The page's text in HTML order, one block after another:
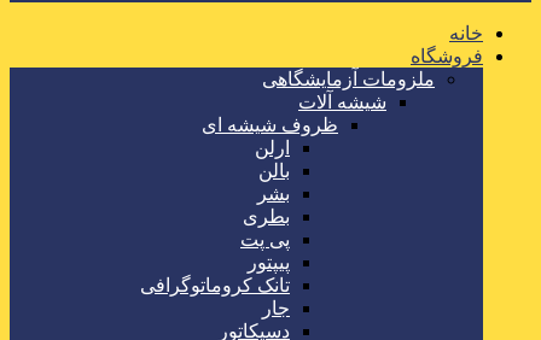
خانه
فروشگاه
ملزومات آزمایشگاهی
شیشه آلات
ظروف شیشه ای
ارلن
بالن
بشر
بطری
پی پت
پیپتور
تانک کروماتوگرافی
جار
دسیکاتور